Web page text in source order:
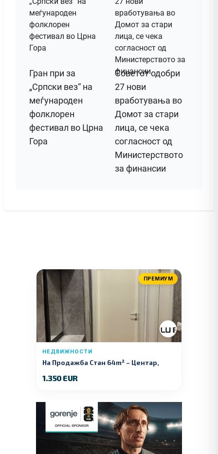
Гран при за
„Српски вез“ на
меѓународен
фолклорен
фестивал во Црна
Гора
Советот одобри
27 нови
вработувања во
Домот за стари
лица, се чека
согласност од
Министерството
за финансии
ПРЕМИУМ
НЕДВИЖНОСТИ
На Продажба Стан 64m² – Центар,
1.350 EUR